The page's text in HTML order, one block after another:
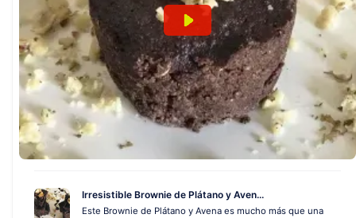
Irresistible Brownie de Plátano y Aven...
Este Brownie de Plátano y Avena es mucho más que una